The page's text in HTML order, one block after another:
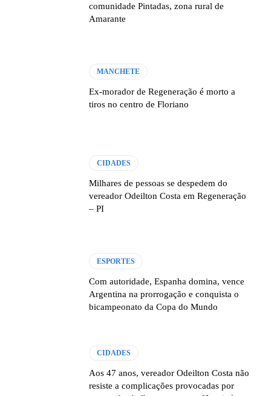
comunidade Pintadas, zona rural de
Amarante
MANCHETE
Ex-morador de Regeneração é morto a
tiros no centro de Floriano
CIDADES
Milhares de pessoas se despedem do
vereador Odeilton Costa em Regeneração
– PI
ESPORTES
Com autoridade, Espanha domina, vence
Argentina na prorrogação e conquista o
bicampeonato da Copa do Mundo
CIDADES
Aos 47 anos, vereador Odeilton Costa não
resiste a complicações provocadas por